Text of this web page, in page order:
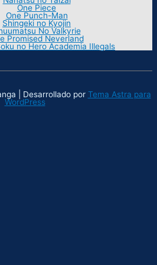
One Piece
One Punch-Man
Shingeki no Kyojin
No Valkyrie
Promised Neverland
no Hero Academia Illegals
| Desarrollado por Tema Astra para
WordPress